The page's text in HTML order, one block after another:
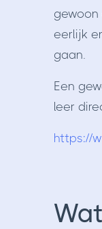
eerlijk
gaan.
Een
leer
https://